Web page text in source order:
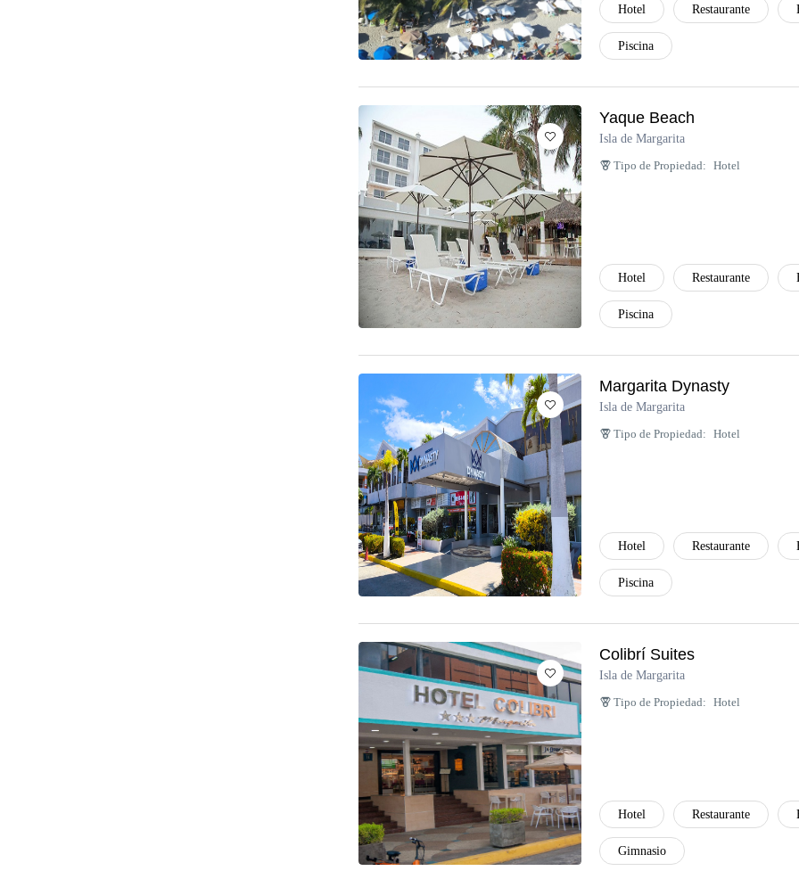
Hotel Restaurante
Piscina
Yaque Beach
Isla de Margarita
Tipo de Propiedad: Hotel
Hotel Restaurante
Piscina
Margarita Dynasty
Isla de Margarita
Tipo de Propiedad: Hotel
Hotel Restaurante
Piscina
Colibrí Suites
Isla de Margarita
Tipo de Propiedad: Hotel
Hotel Restaurante
Gimnasio